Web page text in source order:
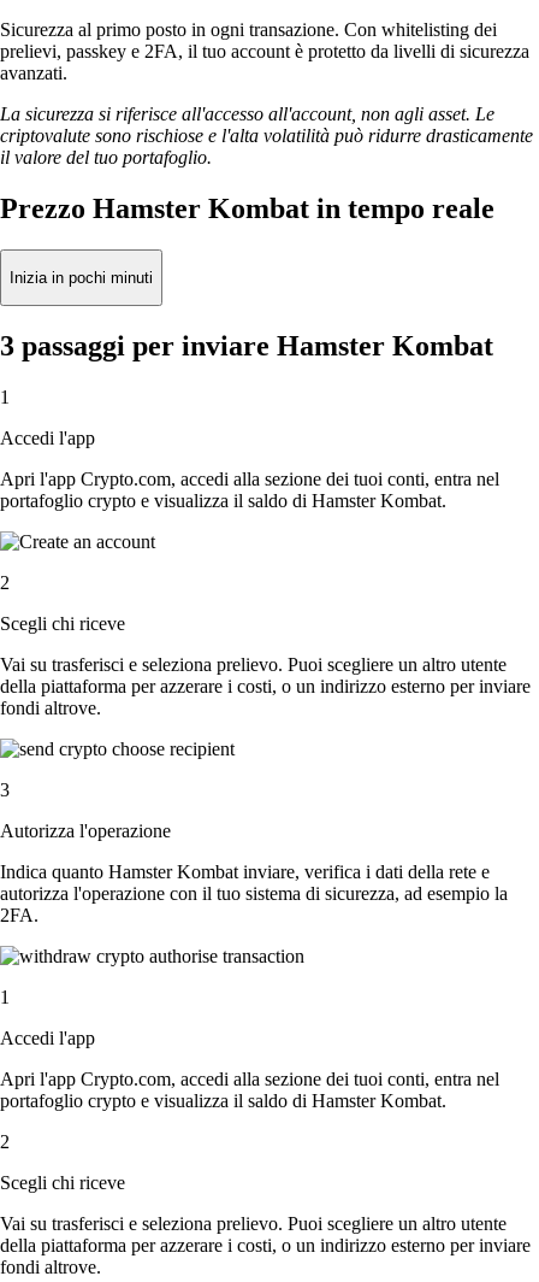
Sicurezza al primo posto in ogni transazione. Con whitelisting dei
prelievi, passkey e 2FA, il tuo account è protetto da livelli di sicurezza
avanzati.
La sicurezza si riferisce all'accesso all'account, non agli asset. Le
criptovalute sono rischiose e l'alta volatilità può ridurre drasticamente
il valore del tuo portafoglio.
Prezzo Hamster Kombat in tempo reale
Inizia in pochi minuti
3 passaggi per inviare Hamster Kombat
1
Accedi l'app
Apri l'app Crypto.com, accedi alla sezione dei tuoi conti, entra nel
portafoglio crypto e visualizza il saldo di Hamster Kombat.
2
Scegli chi riceve
Vai su trasferisci e seleziona prelievo. Puoi scegliere un altro utente
della piattaforma per azzerare i costi, o un indirizzo esterno per inviare
fondi altrove.
3
Autorizza l'operazione
Indica quanto Hamster Kombat inviare, verifica i dati della rete e
autorizza l'operazione con il tuo sistema di sicurezza, ad esempio la
2FA.
1
Accedi l'app
Apri l'app Crypto.com, accedi alla sezione dei tuoi conti, entra nel
portafoglio crypto e visualizza il saldo di Hamster Kombat.
2
Scegli chi riceve
Vai su trasferisci e seleziona prelievo. Puoi scegliere un altro utente
della piattaforma per azzerare i costi, o un indirizzo esterno per inviare
fondi altrove.